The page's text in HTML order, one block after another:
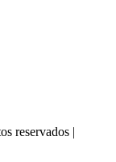
reservados |